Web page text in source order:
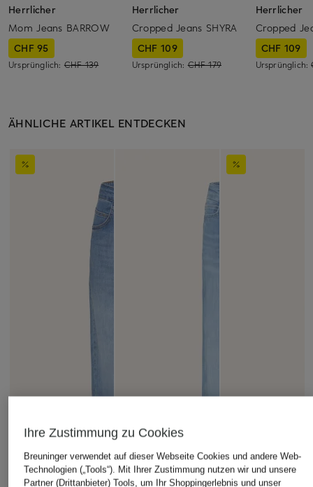
Herrlicher
Mom Jeans BARROW
CHF 95
Ursprünglich: CHF 139
Herrlicher
Cropped Jeans SHYRA
CHF 109
Ursprünglich:CHF 179
Herrlicher
Cropped
CHF 109
Ursprünglich:
ÄHNLICHE ARTIKEL ENTDECKEN
Ihre Zustimmung zu Cookies
Breuninger verwendet auf dieser Webseite Cookies und andere Web-
Technologien („Tools“). Mit Ihrer Zustimmung nutzen wir und unsere
Partner (Drittanbieter) Tools, um Ihr Shoppingerlebnis und unser